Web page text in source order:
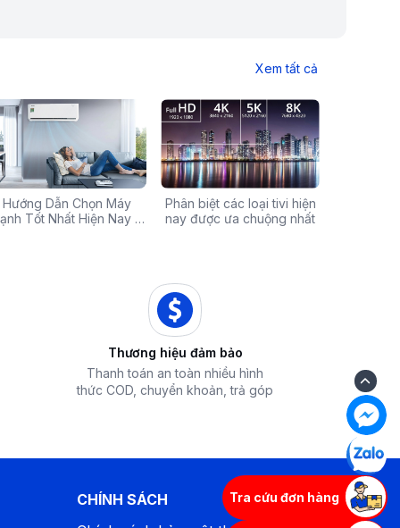
Tra cứu đơn hàng
Hãng Giá Rẻ –
Ưu Đãi Chỉ Có Tại
Tivi sale khủng đến 60%:
Cơ hội sở hữu chiếc tivi
50% - Cơ hội
Xem tất cả
Hướng Dẫn Chọn Máy
Tốt Nhất Hiện Nay –
Phân biệt các loại tivi hiện
nay được ưa chuộng nhất
Thương hiệu đảm bảo
Thanh toán an toàn nhiều hình
thức COD, chuyển khoản, trả góp
CHÍNH SÁCH